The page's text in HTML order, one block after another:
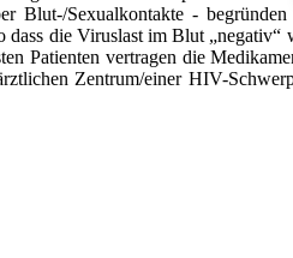
Blut-/Sexualkontakte - begründen
die Viruslast im Blut
Patienten vertragen die
Zentrum/einer HIV-